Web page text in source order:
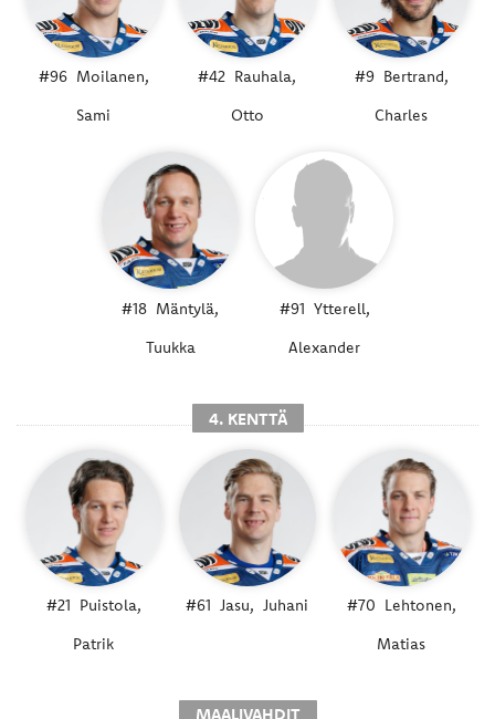
#96 Moilanen,
Sami
#42 Rauhala,
Otto
#9 Bertrand,
Charles
#18 Mäntylä,
Tuukka
#91 Ytterell,
Alexander
4. KENTTÄ
#21 Puistola,
Patrik
#61 Jasu, Juhani #70 Lehtonen,
Matias
MAALIVAHDIT